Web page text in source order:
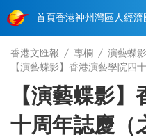
首頁香港神州 灣區人經濟
香港文匯報 專欄
演藝蝶影
【演藝蝶影】香港演藝學院四
【演藝蝶影
十周年誌慶（